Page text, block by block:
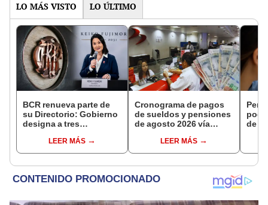
LO MÁS VISTO LO ÚLTIMO
BCR renueva parte de
su Directorio: Gobierno
designa a tres
EjecutivoLEER MÁS
Cronograma de pagos
de sueldos y pensiones
de agosto 2026 vía
conoce las fechas de
depósito
LEER MÁS
de